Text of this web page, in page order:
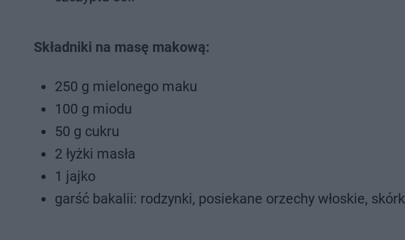
Składniki na masę makową:
250 g mielonego maku
100 g miodu
50 g cukru
2 łyżki masła
1 jajko
garść bakalii: rodzynki, posiekane orzechy włoskie,